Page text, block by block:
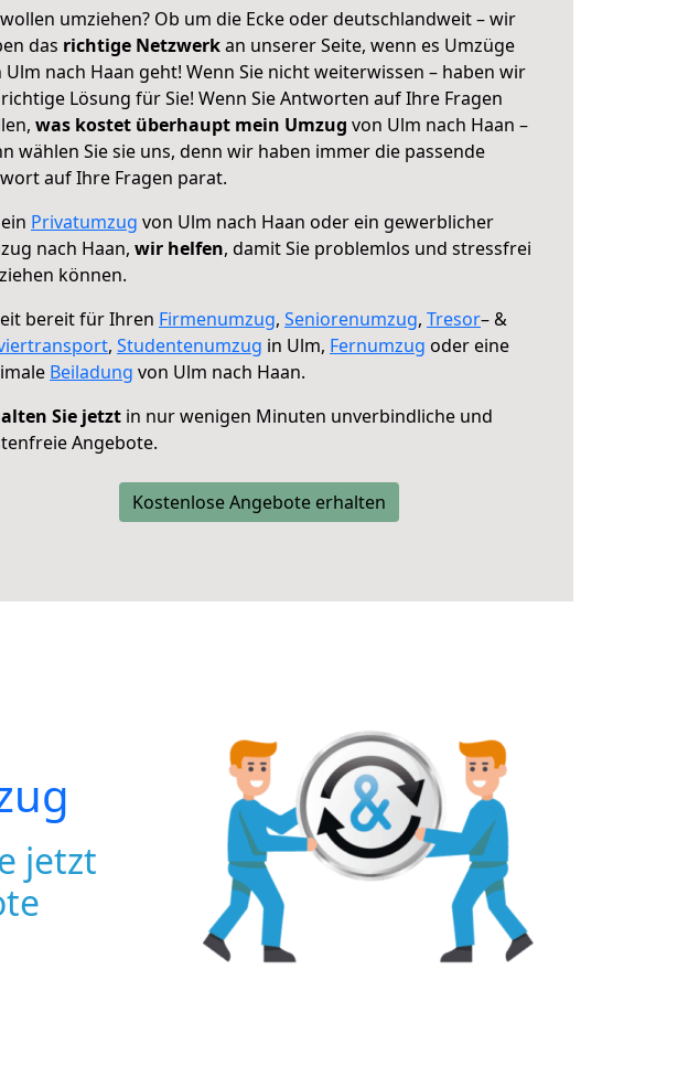
umziehen? Ob um die Ecke oder deutschlandweit – wir
das richtige Netzwerkan unserer Seite, wenn es Umzüge
Ulm nach Haan geht! Wenn Sie nicht weiterwissen – haben wir
Lösung für Sie! Wenn Sie Antworten auf Ihre Fragen
was kostet überhaupt mein Umzug von Ulm nach Haan –
wählen Sie sie uns, denn wir haben immer die passende
auf Ihre Fragen parat.
Privatumzug von Ulm nach Haan oder ein gewerblicher
nach Haan, wir helfen, damit Sie problemlos und stressfrei
können.
bereit für Ihren Firmenumzug, Seniorenumzug, Tresor– &
, Studentenumzug in Ulm, Fernumzug oder eine
Beiladung von Ulm nach Haan.
Sie jetzt in nur wenigen Minuten unverbindliche und
Angebote.
Kostenlose Angebote erhalten
jetzt